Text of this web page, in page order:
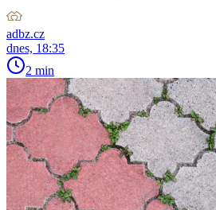
adbz.cz
dnes, 18:35
2 min